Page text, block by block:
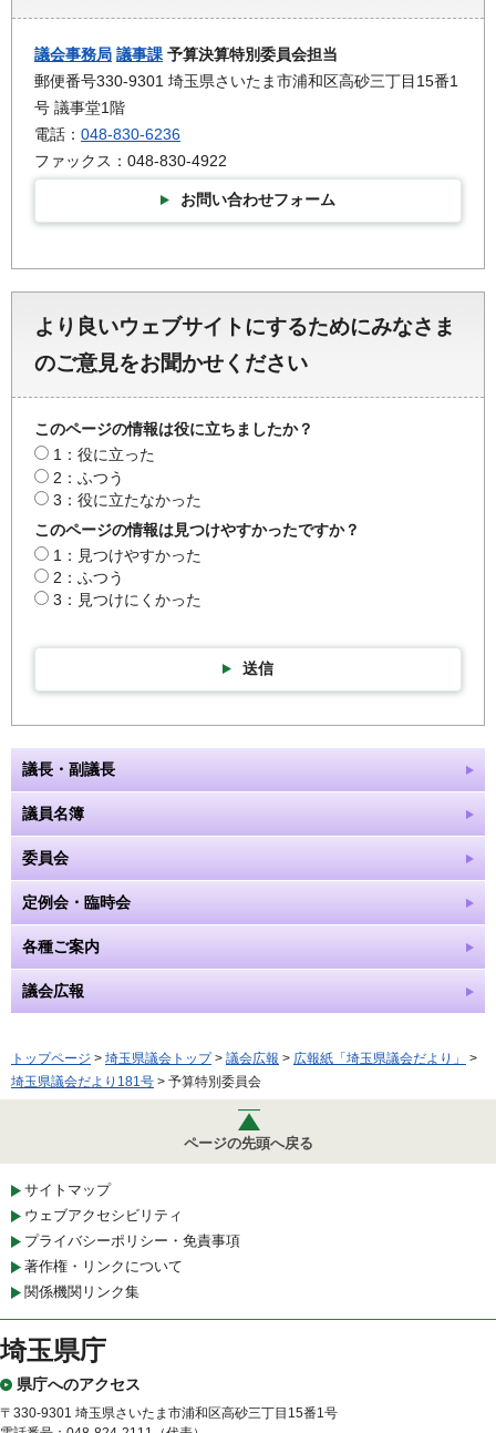
議会事務局 議事課 予算決算特別委員会担当
郵便番号330-9301 埼玉県さいたま市浦和区高砂三丁目15番1
号 議事堂1階
電話： 048-830-6236
ファックス：048-830-4922
お問い合わせフォーム
より良いウェブサイトにするためにみなさま
のご意見をお聞かせください
このページの情報は役に立ちましたか？
1：役に立った
2：ふつう
3：役に立たなかった
このページの情報は見つけやすかったですか？
1：見つけやすかった
2：ふつう
3：見つけにくかった
送信
議長・副議長
議員名簿
委員会
定例会・臨時会
各種ご案内
議会広報
トップページ > 埼玉県議会トップ> 議会広報 > 広報紙「埼玉県議会だより」
>
埼玉県議会だより181号 > 予算特別委員会
ページの先頭へ戻る
サイトマップ
ウェブアクセシビリティ
プライバシーポリシー・免責事項
著作権・リンクについて
関係機関リンク集
埼玉県庁
県庁へのアクセス
〒330-9301 埼玉県さいたま市浦和区高砂三丁目15番1号